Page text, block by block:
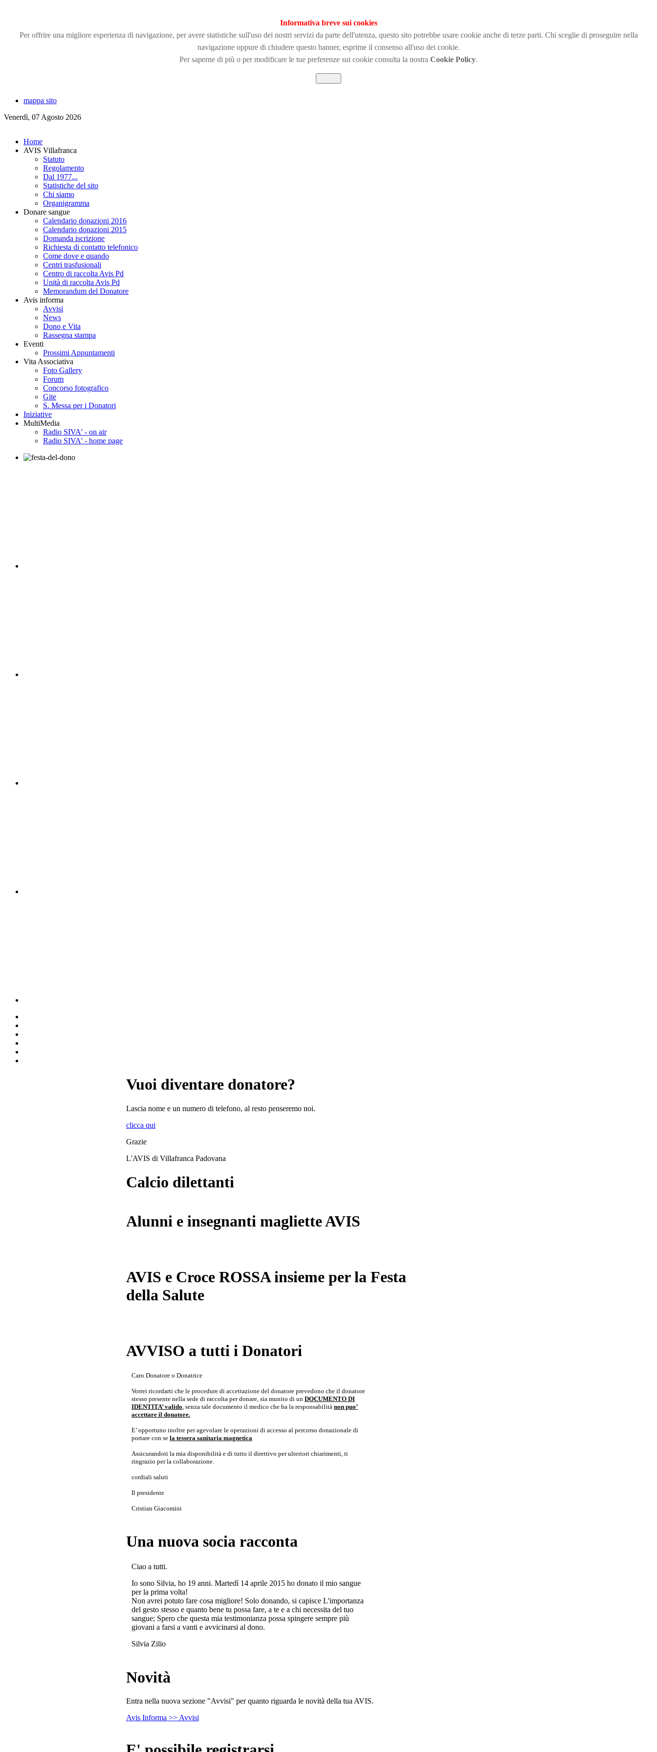
Informativa breve sui cookies
Per offrire una migliore esperienza di navigazione, per avere statistiche sull'uso dei nostri servizi da parte dell'utenza, questo sito potrebbe usare cookie anche di terze parti. Chi sceglie di proseguire nella
navigazione oppure di chiudere questo banner, esprime il consenso all'uso dei cookie.
Per saperne di più o per modificare le tue preferenze sui cookie consulta la nostra Cookie Policy.
mappa sito
Venerdì, 07 Agosto 2026
Home
AVIS Villafranca
Statuto
Regolamento
Dal 1977...
Statistiche del sito
Chi siamo
Organigramma
Donare sangue
Calendario donazioni 2016
Calendario donazioni 2015
Domanda iscrizione
Richiesta di contatto telefonico
Come dove e quando
Centri trasfusionali
Centro di raccolta Avis Pd
Unità di raccolta Avis Pd
Memorandum del Donatore
Avis informa
Avvisi
News
Dono e Vita
Rassegna stampa
Eventi
Prossimi Appuntamenti
Vita Associativa
Foto Gallery
Forum
Concorso fotografico
Gite
S. Messa per i Donatori
Iniziative
MultiMedia
Radio SIVA' - on air
Radio SIVA' - home page
Vuoi diventare donatore?
Lascia nome e un numero di telefono, al resto penseremo noi.
clicca qui
Grazie
L'AVIS di Villafranca Padovana
Calcio dilettanti
Alunni e insegnanti magliette AVIS
AVIS e Croce ROSSA insieme per la Festa
della Salute
AVVISO a tutti i Donatori
Caro Donatore o Donatrice
Vorrei ricordarti che le procedure di accettazione del donatore prevedono che il donatore
stesso presente nella sede di raccolta per donare, sia munito di un DOCUMENTO DI
IDENTITA’ valido, senza tale documento il medico che ha la responsabilità non puo’
accettare il donatore.
E’ opportuno inoltre per agevolare le operazioni di accesso al percorso donazionale di
portare con se la tessera sanitaria magnetica
Assicurandoti la mia disponibilità e di tutto il direttivo per ulteriori chiarimenti, ti
ringrazio per la collaborazione.
cordiali saluti
Il presidente
Cristian Giacomini
Una nuova socia racconta
Ciao a tutti.
Io sono Silvia, ho 19 anni. Martedì 14 aprile 2015 ho donato il mio sangue
per la prima volta!
Non avrei potuto fare cosa migliore! Solo donando, si capisce L'importanza
del gesto stesso e quanto bene tu possa fare, a te e a chi necessita del tuo
sangue; Spero che questa mia testimonianza possa spingere sempre più
giovani a farsi a vanti e avvicinarsi al dono.
Silvia Zilio
Novità
Entra nella nuova sezione "Avvisi" per quanto riguarda le novità della tua AVIS.
Avis Informa >> Avvisi